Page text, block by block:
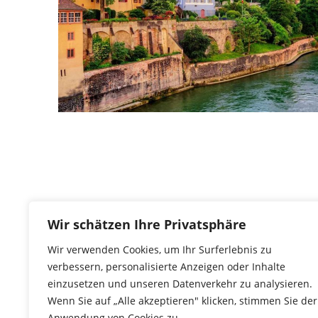
Wir schätzen Ihre Privatsphäre
Wir verwenden Cookies, um Ihr Surferlebnis zu
verbessern, personalisierte Anzeigen oder Inhalte
einzusetzen und unseren Datenverkehr zu analysieren.
Wenn Sie auf „Alle akzeptieren" klicken, stimmen Sie der